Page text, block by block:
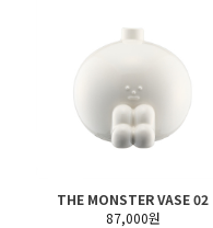
THE MONSTER VASE 02
87,000원